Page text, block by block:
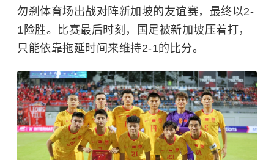
勿刹体育场出战对阵新加坡的友谊赛，最终以2-
1险胜。比赛最后时刻，国足被新加坡压着打，
只能依靠拖延时间来维持2-1的比分。